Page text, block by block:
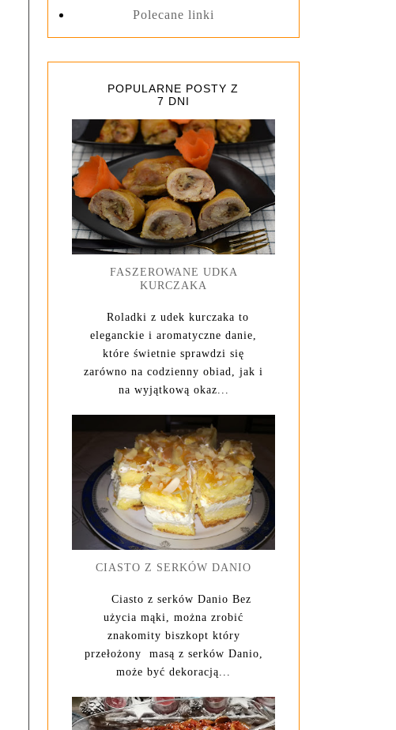
Polecane linki
POPULARNE POSTY Z
7 DNI
FASZEROWANE UDKA
KURCZAKA
Roladki z udek kurczaka to
eleganckie i aromatyczne danie,
które świetnie sprawdzi się
zarówno na codzienny obiad, jak i
na wyjątkową okaz...
CIASTO Z SERKÓW DANIO
Ciasto z serków Danio Bez
użycia mąki, można zrobić
znakomity biszkopt który
przełożony masą z serków Danio,
może być dekoracją...